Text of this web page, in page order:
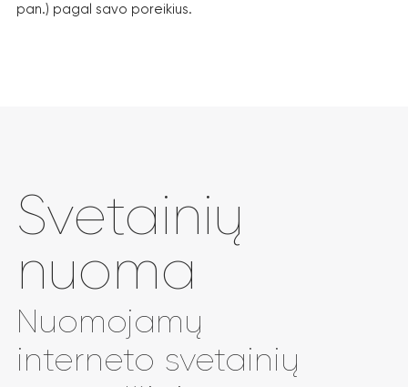
pan.) pagal savo poreikius.
Svetainių
nuoma
Nuomojamų
interneto svetainių